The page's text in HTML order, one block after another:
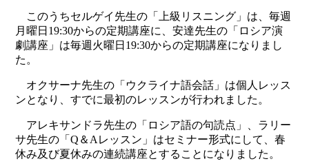
このうちセルゲイ先生の「上級リスニング」は、毎週
月曜日19:30からの定期講座に、安達先生の「ロシア演
劇講座」は毎週火曜日19:30からの定期講座になりまし
た。
オクサーナ先生の「ウクライナ語会話」は個人レッス
ンとなり、すでに最初のレッスンが行われました。
アレキサンドラ先生の「ロシア語の句読点」、ラリー
サ先生の「Q＆Aレッスン」はセミナー形式にして、春
休み及び夏休みの連続講座とすることになりました。